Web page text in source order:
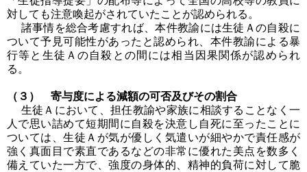
対しても注意喚起がされていたことが認められる。
諸事情を総合考慮すれば、本件教諭には生徒Ａの自殺に
ついて予見可能性があったと認められ、本件教諭による暴
行等と生徒Ａの自殺との間には相当因果関係が認められ
る。
（３） 寄与度による減額の可否及びその割合
生徒Ａにおいて、担任教諭や家族に相談することなく一
人で思い詰めて短期間に自殺を決意し自死に至ったことに
ついては、生徒Ａが気が優しく気遣いが細やかで責任感が
強く真面目で素直であるなどの非常に優れた美点を数多く
備えていた一方で、強度の身体的、精神的負荷に対して脆